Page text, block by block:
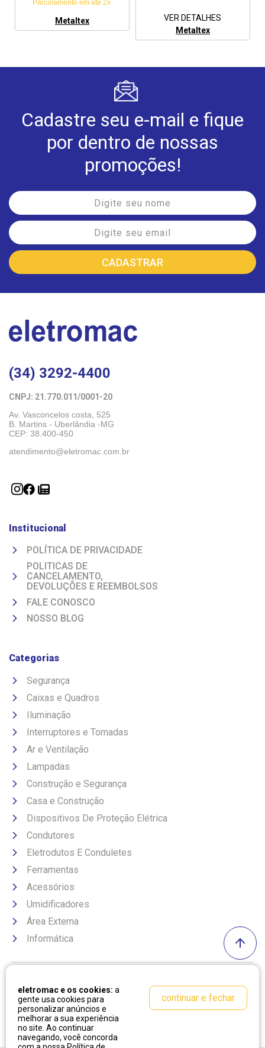
Parcelamento em até 2x
Metaltex
VER DETALHES
Metaltex
Cadastre seu e-mail e fique
por dentro de nossas
promoções!
(34) 3292-4400
CNPJ: 21.770.011/0001-20
Av. Vasconcelos costa, 525
B. Martins - Uberlândia -MG
CEP: 38.400-450
atendimento@eletromac.com.br
Institucional
POLÍTICA DE PRIVACIDADE
POLITICAS DE
CANCELAMENTO,
DEVOLUÇÕES E REEMBOLSOS
FALE CONOSCO
NOSSO BLOG
Categorias
Segurança
Caixas e Quadros
Iluminação
Interruptores e Tomadas
Ar e Ventilação
Lampadas
Construção e Segurança
Casa e Construção
Dispositivos De Proteção Elétrica
Condutores
Eletrodutos E Conduletes
Ferramentas
Acessórios
Umidificadores
Área Externa
Informática
eletromac e os cookies: a
gente usa cookies para
personalizar anúncios e
melhorar a sua experiência
no site. Ao continuar
navegando, você concorda
continuar e fechar